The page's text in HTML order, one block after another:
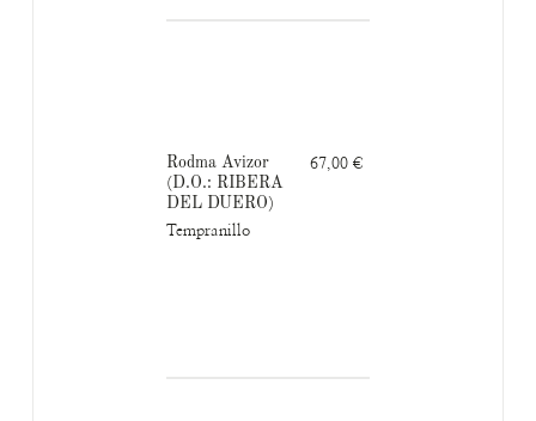
Rodma Avizor
(D.O.: RIBERA
DEL DUERO)
Tempranillo
67,00 €